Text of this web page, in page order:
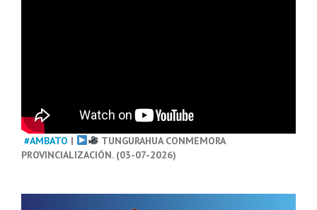
#AMBATO |
TUNGURAHUA CONMEMORA
PROVINCIALIZACIÓN. (03-07-2026)